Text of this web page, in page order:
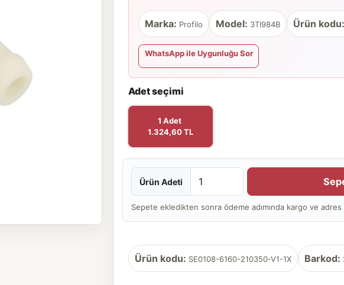
Marka: Profilo Model: 3TI984B Ürün kodu:
WhatsApp ile Uygunluğu Sor
Adet seçimi
1 Adet
1.324,60 TL
Ürün Adeti
Sepete ekledikten sonra ödeme adımında kargo ve
Ürün kodu: SE0108-6160-210350-V1-1X Barkod: